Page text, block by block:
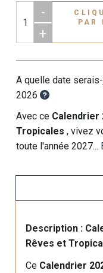
-
+
CLIQUEZ ICI
PAR
A quelle date
2026
Avec ce Calendrier
Tropicales, vivez
toute l'année 2027...
Description :
Rêves et
Ce Calendrier